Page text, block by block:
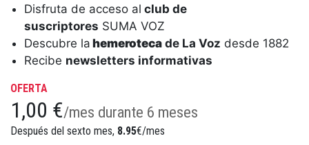
Disfruta de acceso al club de
suscriptores SUMA VOZ
Descubre la hemeroteca de La Voz desde 1882
Recibe newsletters informativas
OFERTA
1,00 €/mes durante 6 meses
Después del sexto mes, 8.95€/mes